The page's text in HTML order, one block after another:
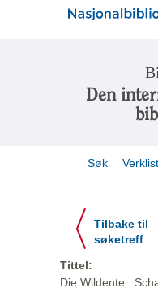
Den
Søk
Tilbake til
søketreff
Tittel:
Die Wildente :